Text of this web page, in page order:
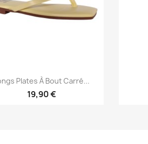
Aperçu rapide
Plates À Bout Carré...
19,90 €